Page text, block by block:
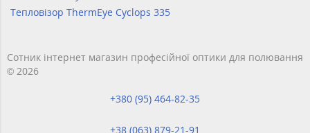
Тепловізор ThermEye Cyclops 335
Сотник інтернет магазин професійної оптики для полювання
© 2026
+380 (95) 464-82-35
+38 (063) 879-21-91